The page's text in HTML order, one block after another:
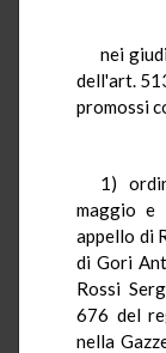
nei
dell'art.
promossi
1)
maggio
appello di
di Gori
Rossi
676 del
nella